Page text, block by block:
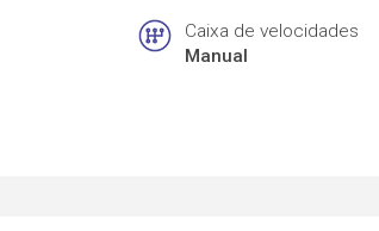
Caixa de velocidades
Manual